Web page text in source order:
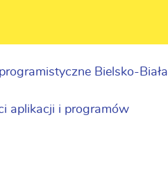
Bielsko-Biała
aplikacji i programów